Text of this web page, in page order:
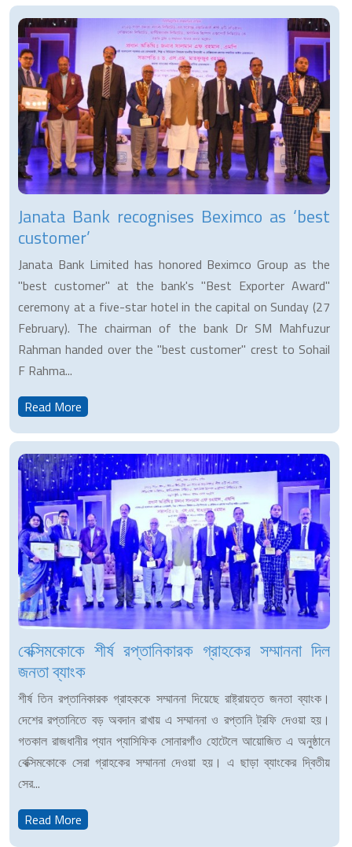
Janata Bank recognises Beximco as ‘best
customer’
Janata Bank Limited has honored Beximco Group as the
"best customer" at the bank's "Best Exporter Award"
ceremony at a five-star hotel in the capital on Sunday (27
February). The chairman of the bank Dr SM Mahfuzur
Rahman handed over the "best customer" crest to Sohail
F Rahma...
Read More
বেক্সিমকোকে শীর্ষ রপ্তানিকারক গ্রাহকের সম্মাননা দিল
জনতা ব্যাংক
শীর্ষ তিন রপ্তানিকারক গ্রাহককে সম্মাননা দিয়েছে রাষ্ট্রায়ত্ত জনতা ব্যাংক।
দেশের রপ্তানিতে বড় অবদান রাখায় এ সম্মাননা ও রপ্তানি ট্রফি দেওয়া হয়।
গতকাল রাজধানীর প্যান প্যাসিফিক সোনারগাঁও হোটেলে আয়োজিত এ অনুষ্ঠানে
বেক্সিমকোকে সেরা গ্রাহকের সম্মাননা দেওয়া হয়। এ ছাড়া ব্যাংকের দ্বিতীয়
সের...
Read More